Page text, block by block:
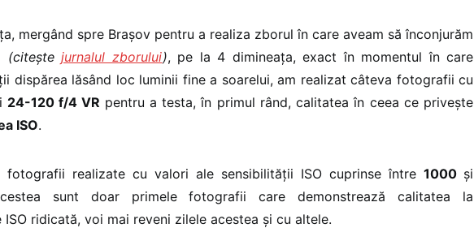
mergând spre Brașov pentru a realiza zborul în care aveam să înconjurăm
(citește jurnalul zborului), pe la 4 dimineața, exact în momentul în care
dispărea lăsând loc luminii fine a soarelui, am realizat câteva fotografii cu
24-120 f/4 VR pentru a testa, în primul rând, calitatea în ceea ce privește
ISO.
fotografii realizate cu valori ale sensibilității ISO cuprinse între 1000 și
sunt doar primele fotografii care demonstrează calitatea la
ISO ridicată, voi mai reveni zilele acestea și cu altele.